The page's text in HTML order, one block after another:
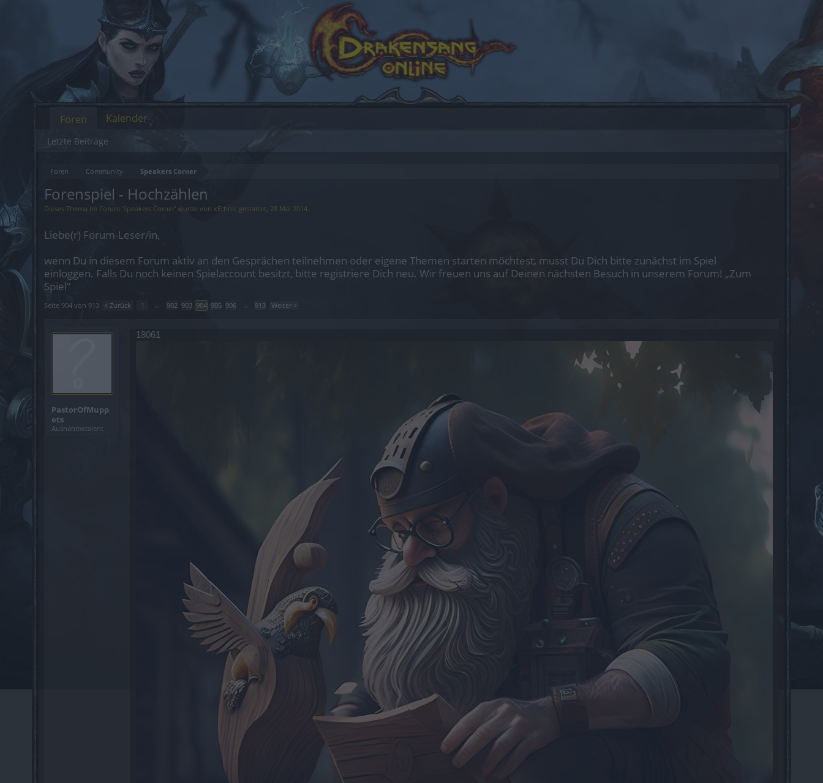
Foren Community Speakers Corner
Forenspiel - Hochzählen
Dieses Thema im Forum 'Speakers Corner' wurde von xEthnic gestartet, 28 Mai 2014.
Liebe(r) Forum-Leser/in,
wenn Du in diesem Forum aktiv an den Gesprächen teilnehmen oder eigene Themen starten möchtest, musst Du Dich bitte zunächst im Spiel
einloggen. Falls Du noch keinen Spielaccount besitzt, bitte registriere Dich neu. Wir freuen uns auf Deinen nächsten Besuch in unserem Forum! „Zum
Spiel“
Seite 904 von 913 < Zurück 1 ← 902 903 904 905 906 → 913 Weiter >
PastorOfMupp
ets
Ausnahmetalent
18061
Foren
Letzte Beiträge
Kalender